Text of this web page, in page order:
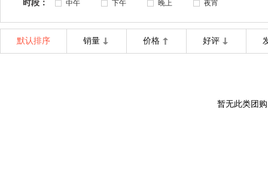
时段： 中午 下午 晚上 夜宵
默认排序 销量 价格 好评
暂无此类团